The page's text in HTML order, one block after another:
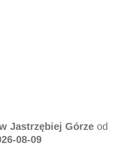
Jastrzębiej Górze od
08-09